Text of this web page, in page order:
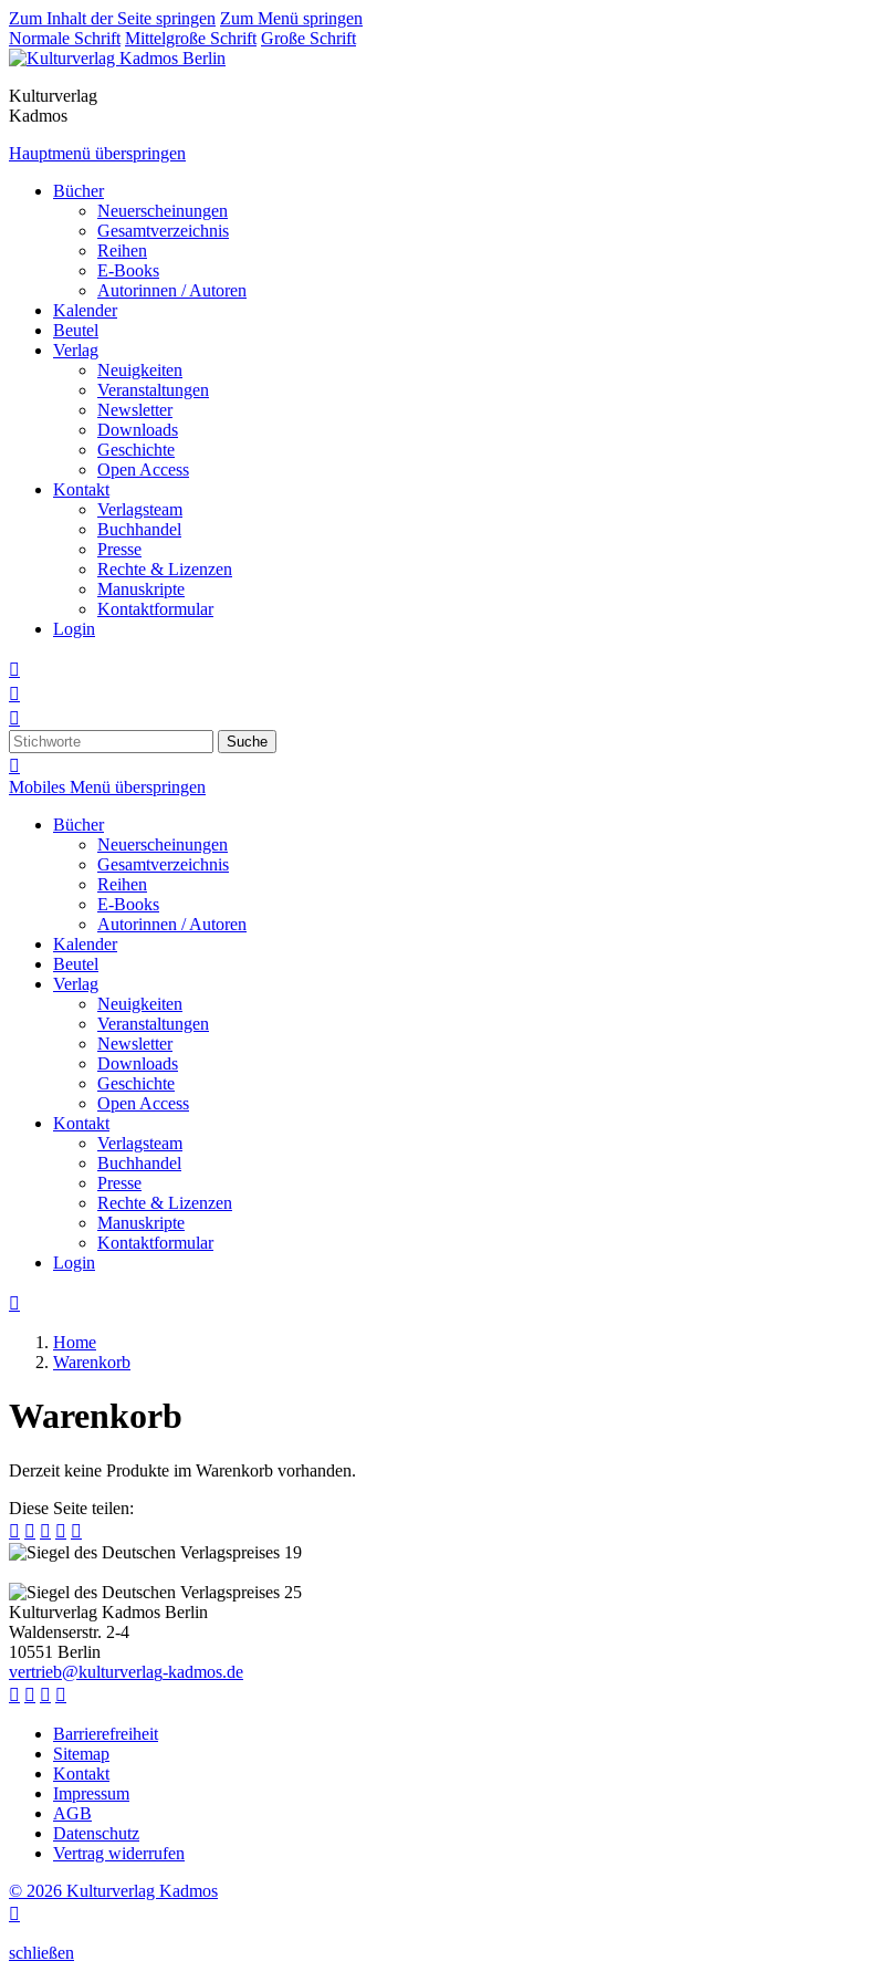
Zum Inhalt der Seite springen Zum Menü springen
Normale Schrift Mittelgroße Schrift Große Schrift
Kulturverlag
Kadmos
Hauptmenü überspringen
Bücher
Neuerscheinungen
Gesamtverzeichnis
Reihen
E-Books
Autorinnen / Autoren
Kalender
Beutel
Verlag
Neuigkeiten
Veranstaltungen
Newsletter
Downloads
Geschichte
Open Access
Kontakt
Verlagsteam
Buchhandel
Presse
Rechte & Lizenzen
Manuskripte
Kontaktformular
Login



Suche

Mobiles Menü überspringen
Bücher
Neuerscheinungen
Gesamtverzeichnis
Reihen
E-Books
Autorinnen / Autoren
Kalender
Beutel
Verlag
Neuigkeiten
Veranstaltungen
Newsletter
Downloads
Geschichte
Open Access
Kontakt
Verlagsteam
Buchhandel
Presse
Rechte & Lizenzen
Manuskripte
Kontaktformular
Login

Home
Warenkorb
Warenkorb
Derzeit keine Produkte im Warenkorb vorhanden.
Diese Seite teilen:
    
Kulturverlag Kadmos Berlin
Waldenserstr. 2-4
10551 Berlin
vertrieb@kulturverlag-kadmos.de
   
Barrierefreiheit
Sitemap
Kontakt
Impressum
AGB
Datenschutz
Vertrag widerrufen
© 2026 Kulturverlag Kadmos

schließen